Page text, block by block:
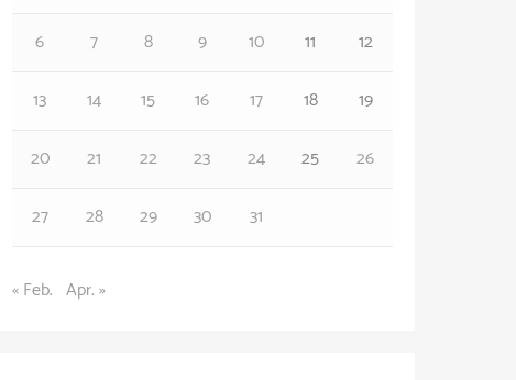
6
7 8 9 10 11
12
13
14 15 16 17 18
19
20
21 22 23 24 25
26
27
28 29 30 31
« Feb. Apr. »